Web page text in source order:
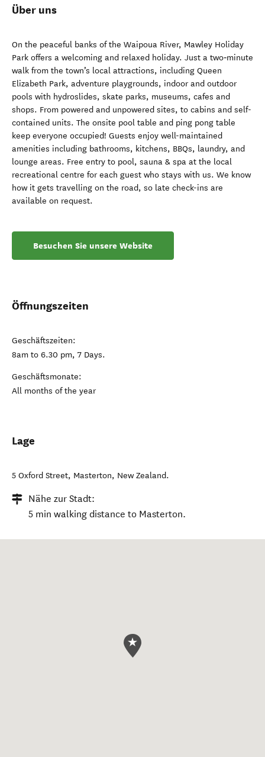
Über uns
On the peaceful banks of the Waipoua River, Mawley Holiday
Park offers a welcoming and relaxed holiday. Just a two‑minute
walk from the town’s local attractions, including Queen
Elizabeth Park, adventure playgrounds, indoor and outdoor
pools with hydroslides, skate parks, museums, cafes and
shops. From powered and unpowered sites, to cabins and self-
contained units. The onsite pool table and ping pong table
keep everyone occupied! Guests enjoy well-maintained
amenities including bathrooms, kitchens, BBQs, laundry, and
lounge areas. Free entry to pool, sauna & spa at the local
recreational centre for each guest who stays with us. We know
how it gets travelling on the road, so late check-ins are
available on request.
Besuchen Sie unsere Website
Öffnungszeiten
Geschäftszeiten:
8am to 6.30 pm, 7 Days.
Geschäftsmonate:
All months of the year
Lage
5 Oxford Street, Masterton, New Zealand.
Nähe zur Stadt:
5 min walking distance to Masterton.